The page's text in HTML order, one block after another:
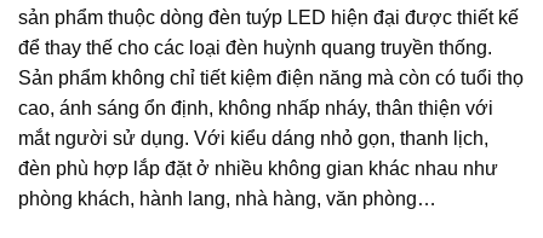
sản phẩm thuộc dòng đèn tuýp LED hiện đại được thiết kế
để thay thế cho các loại đèn huỳnh quang truyền thống.
Sản phẩm không chỉ tiết kiệm điện năng mà còn có tuổi thọ
cao, ánh sáng ổn định, không nhấp nháy, thân thiện với
mắt người sử dụng. Với kiểu dáng nhỏ gọn, thanh lịch,
đèn phù hợp lắp đặt ở nhiều không gian khác nhau như
phòng khách, hành lang, nhà hàng, văn phòng…